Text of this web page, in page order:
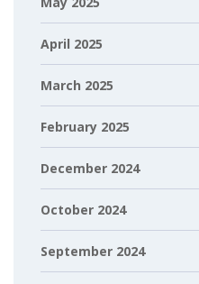
April 2025
March 2025
February 2025
December 2024
October 2024
September 2024